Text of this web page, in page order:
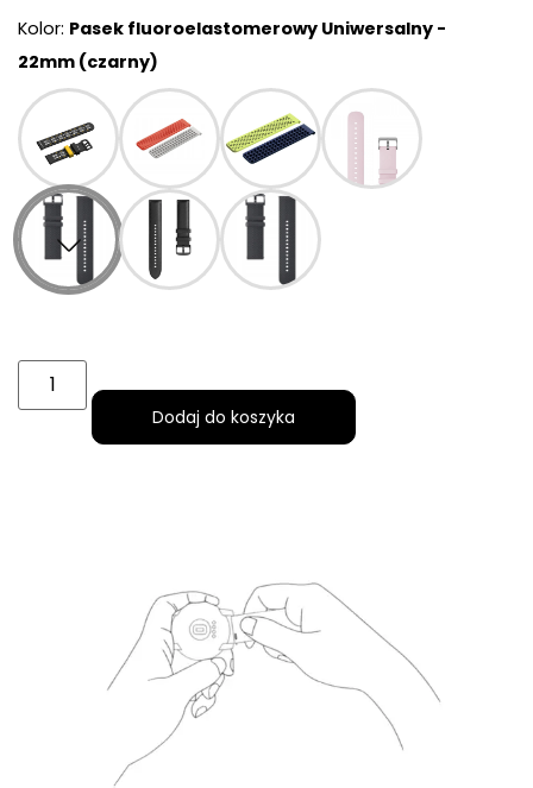
Kolor: Pasek fluoroelastomerowy Uniwersalny -
22mm (czarny)
Dodaj do koszyka